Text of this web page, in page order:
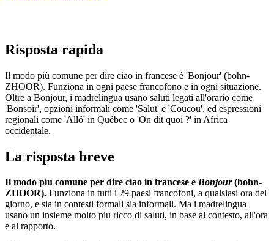
Risposta rapida
Il modo più comune per dire ciao in francese è 'Bonjour' (bohn-
ZHOOR). Funziona in ogni paese francofono e in ogni situazione.
Oltre a Bonjour, i madrelingua usano saluti legati all'orario come
'Bonsoir', opzioni informali come 'Salut' e 'Coucou', ed espressioni
regionali come 'Allô' in Québec o 'On dit quoi ?' in Africa
occidentale.
La risposta breve
Il modo piu comune per dire ciao in francese e Bonjour(bohn-
ZHOOR). Funziona in tutti i 29 paesi francofoni, a qualsiasi ora del
giorno, e sia in contesti formali sia informali. Ma i madrelingua
usano un insieme molto piu ricco di saluti, in base al contesto, all'ora
e al rapporto.